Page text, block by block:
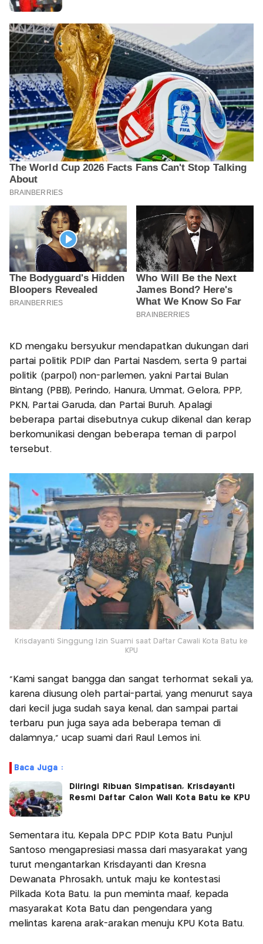
KD mengaku bersyukur mendapatkan dukungan dari
partai politik PDIP dan Partai Nasdem, serta 9 partai
politik (parpol) non-parlemen, yakni Partai Bulan
Bintang (PBB), Perindo, Hanura, Ummat, Gelora, PPP,
PKN, Partai Garuda, dan Partai Buruh. Apalagi
beberapa partai disebutnya cukup dikenal dan kerap
berkomunikasi dengan beberapa teman di parpol
tersebut.
Krisdayanti Singgung Izin Suami saat Daftar Cawali Kota Batu ke
KPU
"Kami sangat bangga dan sangat terhormat sekali ya,
karena diusung oleh partai-partai, yang menurut saya
dari kecil juga sudah saya kenal, dan sampai partai
terbaru pun juga saya ada beberapa teman di
dalamnya," ucap suami dari Raul Lemos ini.
Baca Juga :
Diiringi Ribuan Simpatisan, Krisdayanti
Resmi Daftar Calon Wali Kota Batu ke KPU
Sementara itu, Kepala DPC PDIP Kota Batu Punjul
Santoso mengapresiasi massa dari masyarakat yang
turut mengantarkan Krisdayanti dan Kresna
Dewanata Phrosakh, untuk maju ke kontestasi
Pilkada Kota Batu. Ia pun meminta maaf, kepada
masyarakat Kota Batu dan pengendara yang
melintas karena arak-arakan menuju KPU Kota Batu.